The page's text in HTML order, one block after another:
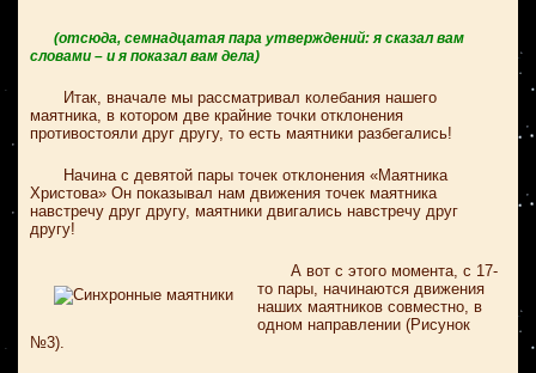
(отсюда, семнадцатая пара утверждений: я сказал вам
словами – и я показал вам дела)
Итак, вначале мы рассматривал колебания нашего
маятника, в котором две крайние точки отклонения
противостояли друг другу, то есть маятники разбегались!
Начина с девятой пары точек отклонения «Маятника
Христова» Он показывал нам движения точек маятника
навстречу друг другу, маятники двигались навстречу друг
другу!
А вот с этого момента, с 17-
то пары, начинаются движения
наших маятников совместно, в
одном направлении (Рисунок
№3).